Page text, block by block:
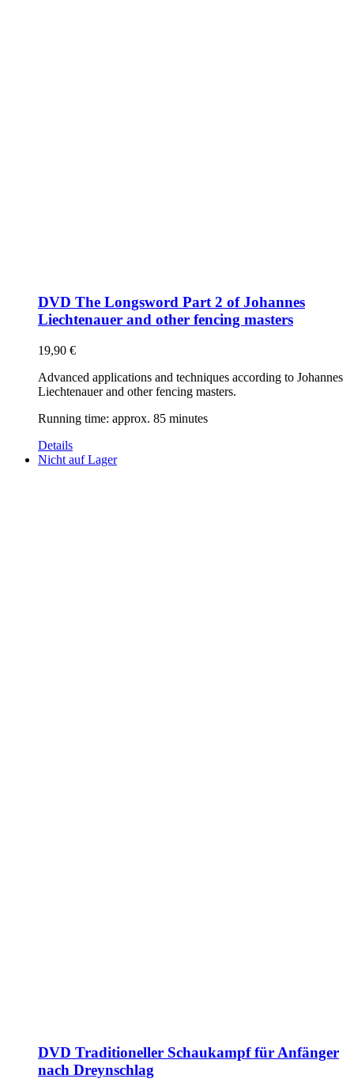
DVD The Longsword Part 2 of Johannes
Liechtenauer and other fencing masters
19,90 €
Advanced applications and techniques according to Johannes
Liechtenauer and other fencing masters.
Running time: approx. 85 minutes
Details
Nicht auf Lager
DVD Traditioneller Schaukampf für Anfänger
nach Dreynschlag